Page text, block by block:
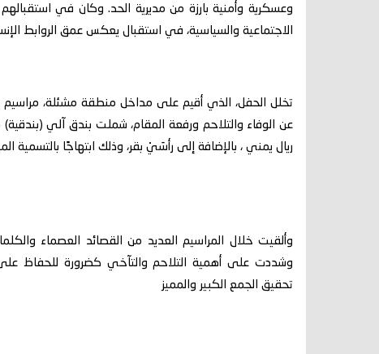
وعسكرية وأمنية بارزة من مديرية الحد. وكان في
الاجتماعية والسياسية، في استقبال يعكس عمق الروابط
تخلل الحفل، الذي أقيم على مداخل منطقة مشئلة، مراسيم
عن الوفاء والتلاحم ورفعة المقام، شملت بندق آلي
ريال يمني ، بالإضافة إلى رأسَيْ بقر، وذلك ابتهاجًا بالتسمية
وألقيت خلال المراسيم العديد من القصائد العصماء
وشددت على أهمية التلاحم والتآخي كضرورة للحفاظ على
تحقيق الجمع الكبير والمميز